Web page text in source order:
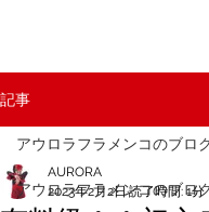
記事
アウロラフラメンコのブロ
アウロラフラメンコのブロ
AURORA
2023年2月2日読了時間: 1分